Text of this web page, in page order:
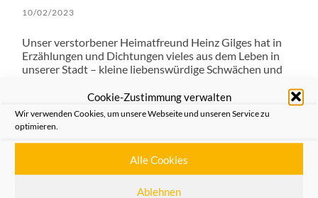
Cookie-Zustimmung verwalten
Wir verwenden Cookies, um unsere Webseite und unseren Service zu
optimieren.
Alle Cookies
Ablehnen
10/02/2023
Unser verstorbener Heimatfreund Heinz Gilges hat in
Erzählungen und Dichtungen vieles aus dem Leben in
unserer Stadt – kleine liebenswürdige Schwächen und
Welt – „Op Platt jesäht“ ist der Titel eines kleinen
Buches, das immer noch bei den Heimatfreunden
erhältlich ist. Er hat das Neusser Heimatlied in die
Heimatfreunde geschaffen haben, und das
Grenadierdenkmal liebevoll beschrieben – und vieles